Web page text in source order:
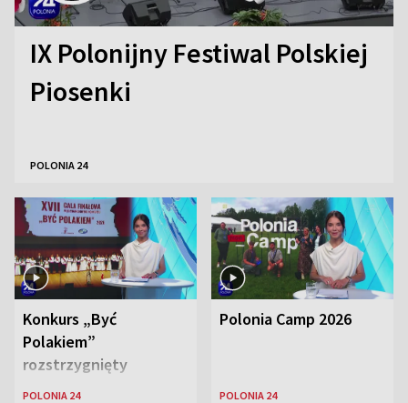
IX Polonijny Festiwal Polskiej
Piosenki
POLONIA 24
Konkurs „Być
Polakiem”
rozstrzygnięty
POLONIA 24
Polonia Camp 2026
POLONIA 24